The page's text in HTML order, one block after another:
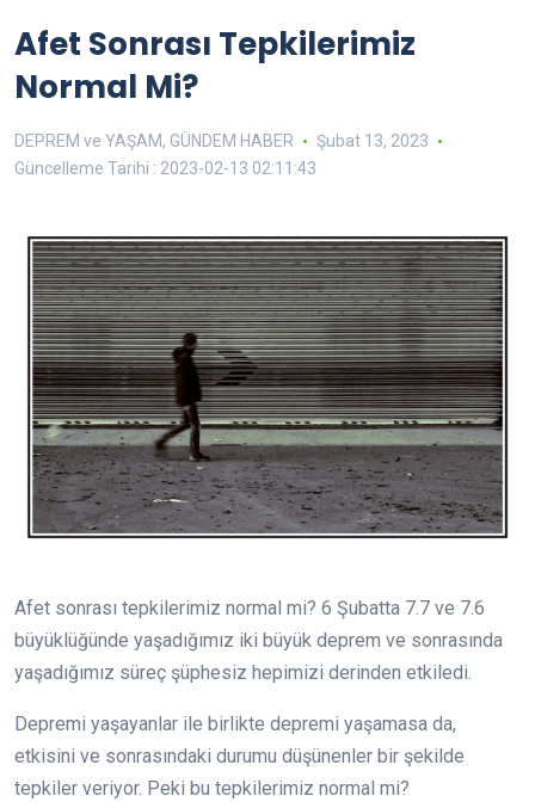
Afet Sonrası Tepkilerimiz
Normal Mi?
DEPREM ve YAŞAM, GÜNDEM HABER
Şubat 13, 2023
Güncelleme Tarihi : 2023-02-13 02:11:43
Afet sonrası tepkilerimiz normal mi? 6 Şubatta 7.7 ve 7.6
büyüklüğünde yaşadığımız iki büyük deprem ve sonrasında
yaşadığımız süreç şüphesiz hepimizi derinden etkiledi.
Depremi yaşayanlar ile birlikte depremi yaşamasa da,
etkisini ve sonrasındaki durumu düşünenler bir şekilde
tepkiler veriyor. Peki bu tepkilerimiz normal mi?